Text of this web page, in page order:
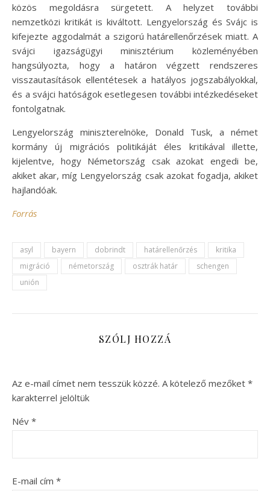
közös megoldásra sürgetett. A helyzet további
nemzetközi kritikát is kiváltott. Lengyelország és Svájc is
kifejezte aggodalmát a szigorú határellenőrzések miatt. A
svájci igazságügyi minisztérium közleményében
hangsúlyozta, hogy a határon végzett rendszeres
visszautasítások ellentétesek a hatályos jogszabályokkal,
és a svájci hatóságok esetlegesen további intézkedéseket
fontolgatnak.
Lengyelország miniszterelnöke, Donald Tusk, a német
kormány új migrációs politikáját éles kritikával illette,
kijelentve, hogy Németország csak azokat engedi be,
akiket akar, míg Lengyelország csak azokat fogadja, akiket
hajlandóak.
Forrás
asyl bayern dobrindt határellenőrzés
kritika
migráció
németország osztrák határ
schengen
unión
SZÓLJ HOZZÁ
Az e-mail címet nem tesszük közzé. A kötelező mezőket *
karakterrel jelöltük
Név *
E-mail cím *